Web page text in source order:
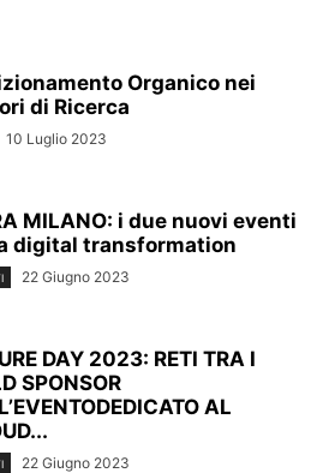
Organico nei
di Ricerca
10 Luglio 2023
MILANO: i due nuovi eventi
digital transformation
22 Giugno 2023
DAY 2023: RETI TRA I
SPONSOR
AL
22 Giugno 2023